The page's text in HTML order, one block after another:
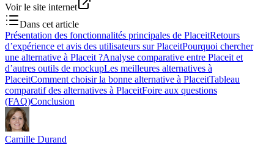
Voir le site internet
Dans cet article
Présentation des fonctionnalités principales de PlaceitRetours
d’expérience et avis des utilisateurs sur PlaceitPourquoi chercher
une alternative à Placeit ?Analyse comparative entre Placeit et
d’autres outils de mockupLes meilleures alternatives à
PlaceitComment choisir la bonne alternative à PlaceitTableau
comparatif des alternatives à PlaceitFoire aux questions
(FAQ)Conclusion
Camille Durand